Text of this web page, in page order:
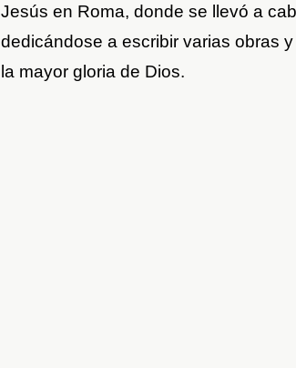
Jesús en Roma, donde se llevó a
dedicándose a escribir varias obras
la mayor gloria de Dios.